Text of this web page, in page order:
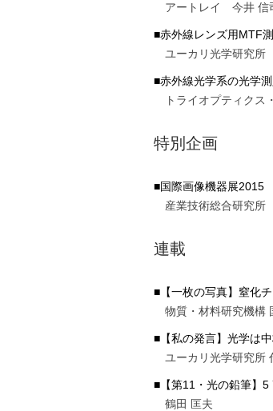
アートレイ 今井 信
■赤外線レンズ用MTF
ユーカリ光学研究
■赤外線光学系の光学
トライオプティク
特別企画
■国際画像機器展2015
産業技術総合研究
連載
■【一枚の写真】窒化
物質・材料研究機構
■【私の発言】光学は
ユーカリ光学研究
■【第11・光の鉛筆】5
鶴田 匡夫